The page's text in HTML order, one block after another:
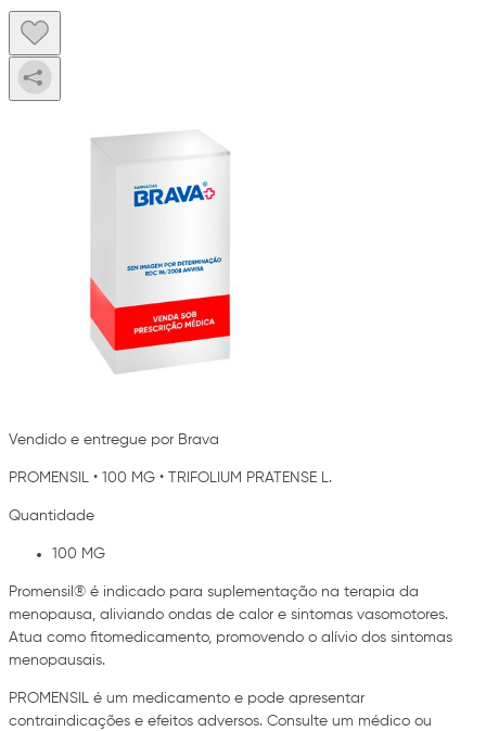
Vendido e entregue por Brava
PROMENSIL • 100 MG • TRIFOLIUM PRATENSE L.
Quantidade
100 MG
Promensil® é indicado para suplementação na terapia da
menopausa, aliviando ondas de calor e sintomas vasomotores.
Atua como fitomedicamento, promovendo o alívio dos sintomas
menopausais.
PROMENSIL é um medicamento e pode apresentar
contraindicações e efeitos adversos. Consulte um médico ou